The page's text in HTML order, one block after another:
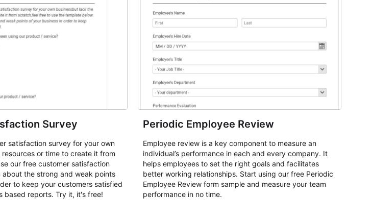
Survey
satisfaction survey for your own
or time to create it from
our free customer satisfaction
about the strong and weak points
to keep your customers satisfied
based reports. Try it, it's free!
Periodic Employee Review
Employee review is a key component to measure an
individual’s performance in each and every company. It
helps employees to set the right goals and facilitates
better working relationships. Start using our free Periodic
Employee Review form sample and measure your team
performance in no time.